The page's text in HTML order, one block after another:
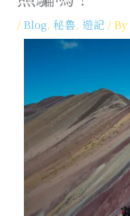
/Blog, 秘魯, 遊記 / By